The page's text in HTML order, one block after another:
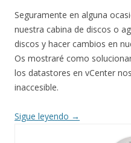
Seguramente en alguna
nuestra cabina de discos o
discos y hacer cambios en
Os mostraré como
los datastores en vCenter
inaccesible.
Sigue leyendo →